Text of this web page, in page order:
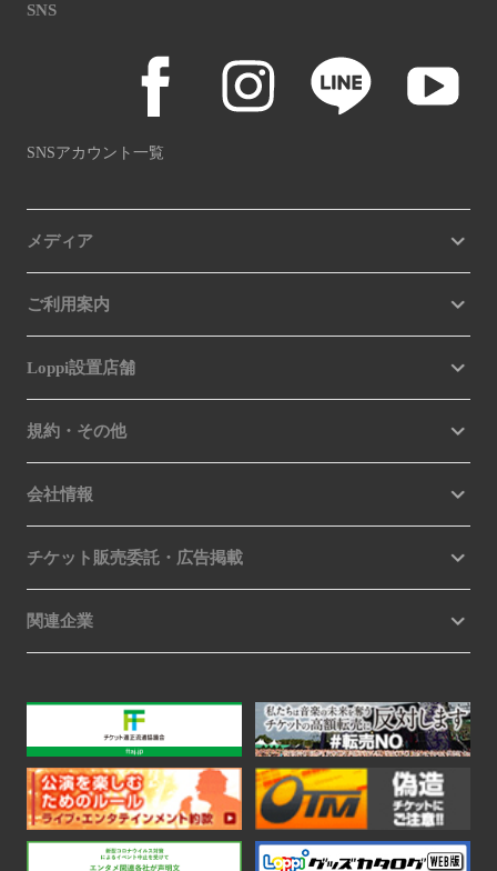
SNS
SNSアカウント一覧
メディア
ご利用案内
Loppi設置店舗
規約・その他
会社情報
チケット販売委託・広告掲載
関連企業